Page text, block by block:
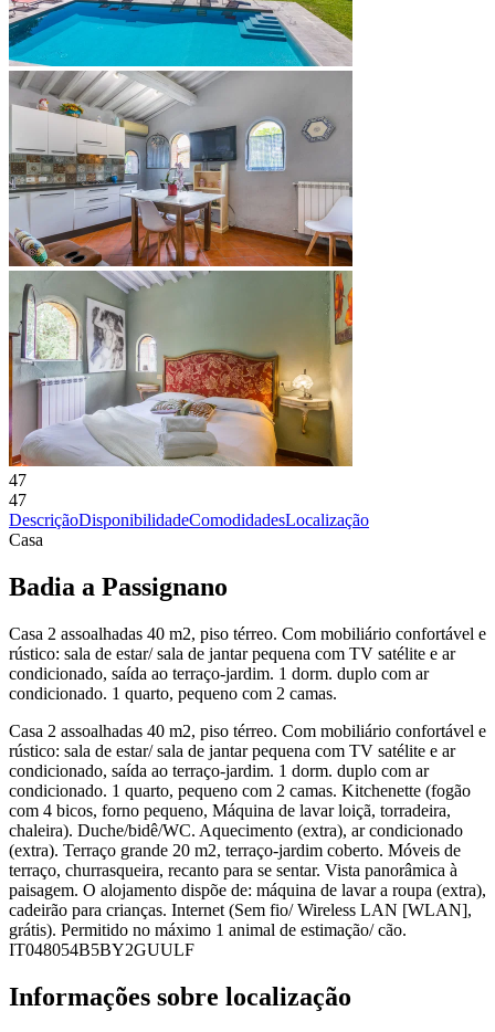
47
47
DescriçãoDisponibilidadeComodidadesLocalização
Casa
Badia a Passignano
Casa 2 assoalhadas 40 m2, piso térreo. Com mobiliário confortável e
rústico: sala de estar/ sala de jantar pequena com TV satélite e ar
condicionado, saída ao terraço-jardim. 1 dorm. duplo com ar
condicionado. 1 quarto, pequeno com 2 camas.
Casa 2 assoalhadas 40 m2, piso térreo. Com mobiliário confortável e
rústico: sala de estar/ sala de jantar pequena com TV satélite e ar
condicionado, saída ao terraço-jardim. 1 dorm. duplo com ar
condicionado. 1 quarto, pequeno com 2 camas. Kitchenette (fogão
com 4 bicos, forno pequeno, Máquina de lavar loiçã, torradeira,
chaleira). Duche/bidê/WC. Aquecimento (extra), ar condicionado
(extra). Terraço grande 20 m2, terraço-jardim coberto. Móveis de
terraço, churrasqueira, recanto para se sentar. Vista panorâmica à
paisagem. O alojamento dispõe de: máquina de lavar a roupa (extra),
cadeirão para crianças. Internet (Sem fio/ Wireless LAN [WLAN],
grátis). Permitido no máximo 1 animal de estimação/ cão.
IT048054B5BY2GUULF
Informações sobre localização